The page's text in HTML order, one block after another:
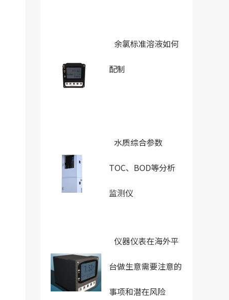
余氯标准溶液如何
配制
水质综合参数
TOC、BOD等分析
监测仪
仪器仪表在海外平
台做生意需要注意的
事项和潜在风险